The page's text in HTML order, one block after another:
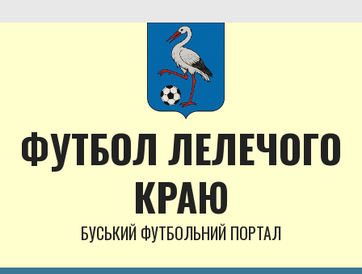
to
ФУТБОЛ ЛЕЛЕЧОГО
КРАЮ
БУСЬКИЙ ФУТБОЛЬНИЙ ПОРТАЛ